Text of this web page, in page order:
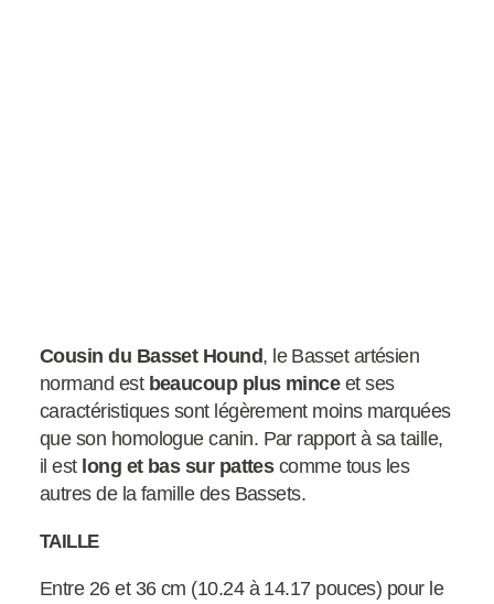
Cousin du Basset Hound, le Basset artésien
normand est beaucoup plus minceet ses
caractéristiques sont légèrement moins marquées
que son homologue canin. Par rapport à sa taille,
il est long et bas sur pattescomme tous les
autres de la famille des Bassets.
TAILLE
Entre 26 et 36 cm (10.24 à 14.17 pouces) pour le